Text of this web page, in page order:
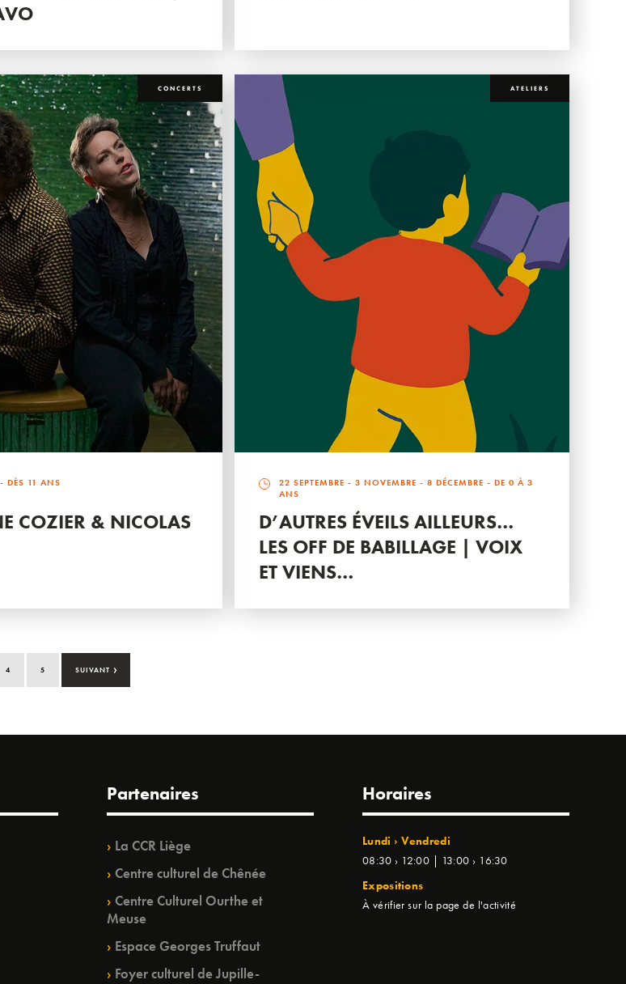
CONCERTS
- DÈS 11 ANS
COZIER & NICOLAS
ATELIERS
22 SEPTEMBRE -3 NOVEMBRE -8 DÉCEMBRE - DE 0 À 3
ANS
D’AUTRES ÉVEILS AILLEURS…
LES OFF DE BABILLAGE | VOIX
ET VIENS…
4 5 SUIVANT ›
Partenaires
La CCR Liège
Centre culturel de Chênée
Centre Culturel Ourthe et
Meuse
Espace Georges Truffaut
Foyer culturel de Jupille-
Horaires
Lundi › Vendredi
08:30 › 12:00 | 13:00 › 16:30
Expositions
À vérifier sur la page de l'activité